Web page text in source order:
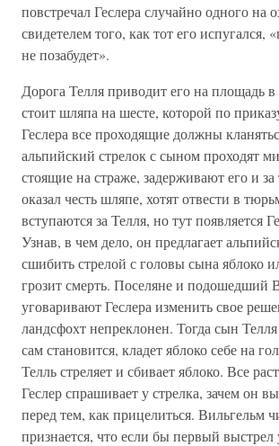
повстречал Геслера случайно одного на
свидетелем того, как тот его испугался,
не позабудет».
Дорога Телля приводит его на площадь
стоит шляпа на шесте, которой по
Геслера все проходящие должны
альпийский стрелок с сыном проходят
стоящие на страже, задерживают его и
оказал честь шляпе, хотят отвести в
вступаются за Телля, но тут появляется
Узнав, в чем дело, он предлагает
сшибить стрелой с головы сына яблоко
грозит смерть. Поселяне и подошедший
уговаривают Геслера изменить свое
ландсфохт непреклонен. Тогда сын
сам становится, кладет яблоко себе на
Телль стреляет и сбивает яблоко. Все
Геслер спрашивает у стрелка, зачем он
перед тем, как прицелиться. Вильгельм
признается, что если бы первый